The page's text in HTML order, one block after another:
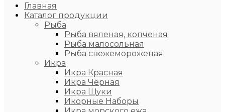
Главная
Каталог продукции
Рыба
Рыба вяленая, копченая
Рыба малосольная
Рыба свежемороженая
Икра
Икра Красная
Икра Чёрная
Икра Щуки
Икорные Наборы